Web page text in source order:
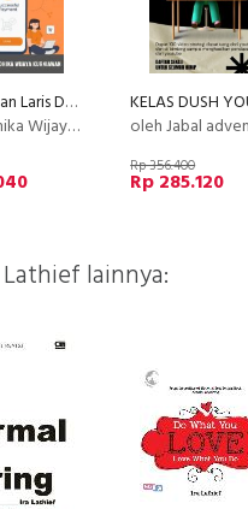
2 Hari Jualan Laris Dengan Tribelio Page
Kurniawan
oleh Jabal adventure x
Rp 356.400
Rp 285.120
lainnya: